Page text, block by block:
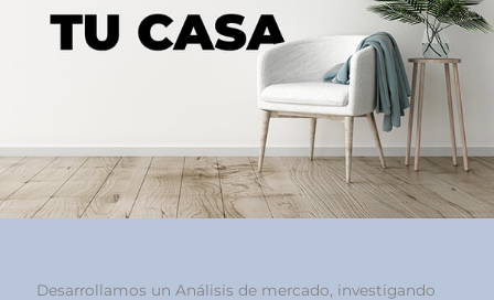
Desarrollamos un Análisis de mercado, investigando